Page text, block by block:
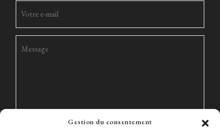
Gestion du consentement